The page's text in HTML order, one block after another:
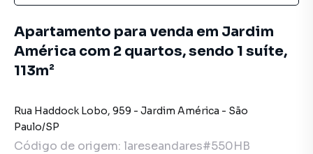
Apartamento para venda em Jardim
América com 2 quartos, sendo 1 suíte,
113m²
Rua Haddock Lobo, 959 - Jardim América - São
Paulo/SP
Código de origem: lareseandares#550HB